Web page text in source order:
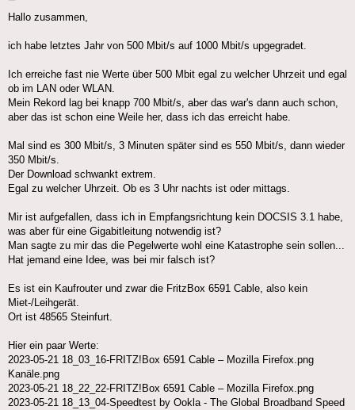
Hallo zusammen,
ich habe letztes Jahr von 500 Mbit/s auf 1000 Mbit/s upgegradet.
Ich erreiche fast nie Werte über 500 Mbit egal zu welcher Uhrzeit und egal
ob im LAN oder WLAN.
Mein Rekord lag bei knapp 700 Mbit/s, aber das war's dann auch schon,
aber das ist schon eine Weile her, dass ich das erreicht habe.
Mal sind es 300 Mbit/s, 3 Minuten später sind es 550 Mbit/s, dann wieder
350 Mbit/s.
Der Download schwankt extrem.
Egal zu welcher Uhrzeit. Ob es 3 Uhr nachts ist oder mittags.
Mir ist aufgefallen, dass ich in Empfangsrichtung kein DOCSIS 3.1 habe,
was aber für eine Gigabitleitung notwendig ist?
Man sagte zu mir das die Pegelwerte wohl eine Katastrophe sein sollen...
Hat jemand eine Idee, was bei mir falsch ist?
Es ist ein Kaufrouter und zwar die FritzBox 6591 Cable, also kein
Miet-/Leihgerät.
Ort ist 48565 Steinfurt.
Hier ein paar Werte:
2023-05-21 18_03_16-FRITZ!Box 6591 Cable – Mozilla Firefox.png
Kanäle.png
2023-05-21 18_22_22-FRITZ!Box 6591 Cable – Mozilla Firefox.png
2023-05-21 18_13_04-Speedtest by Ookla - The Global Broadband Speed